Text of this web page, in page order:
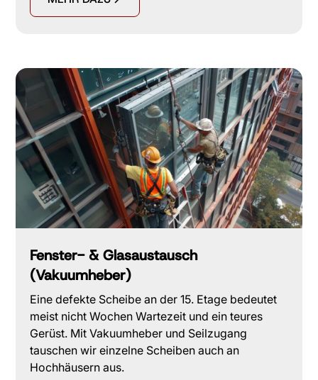
Fenster- & Glasaustausch
(Vakuumheber)
Eine defekte Scheibe an der 15. Etage bedeutet
meist nicht Wochen Wartezeit und ein teures
Gerüst. Mit Vakuumheber und Seilzugang
tauschen wir einzelne Scheiben auch an
Hochhäusern aus.